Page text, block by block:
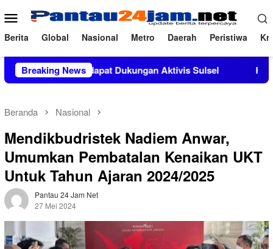
ke
konten
Menu
Mobile
Berita Global Nasional Metro Daerah Peristiwa
Breaking News
Mendapat Dukungan Aktivis Sulsel Kapolres
Beranda Nasional
Mendikbudristek Nadiem Anwar,
Umumkan Pembatalan Kenaikan UKT
Untuk Tahun Ajaran 2024/2025
Pantau 24 Jam Net
27 Mei 2024